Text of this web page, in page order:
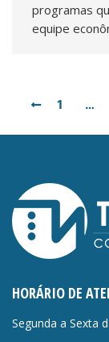
programas
equipe
1 …
HORÁRIO DE
Segunda a Sexta